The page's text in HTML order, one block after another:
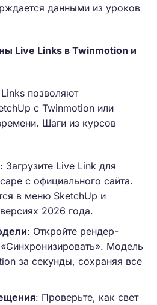
данными из уроков
Live Links в Twinmotion и
позволяют
с Twinmotion или
Шаги из курсов
: Загрузите Live Link для
с официального сайта.
в меню SketchUp и
2026 года.
: Откройте рендер-
Модель
за секунды, сохраняя все
: Проверьте, как свет